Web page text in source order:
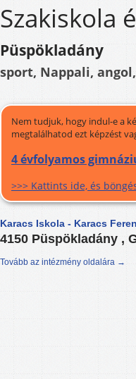
Szakiskola
Püspökladány
sport, Nappali,
Nem tudjuk, hogy indul-e a
megtalálhatod ezt képzést
4 évfolyamos
>>> Kattints ide, és
Karacs Iskola - Karacs
4150 Püspökladány ,
Tovább az intézmény oldalára →